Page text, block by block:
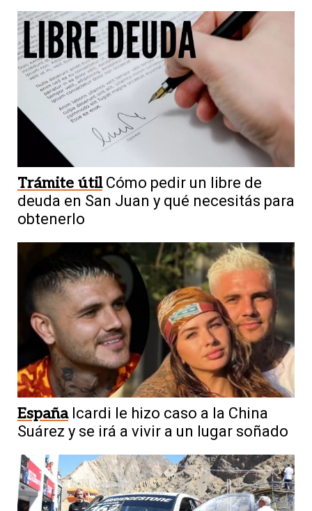
Trámite útil Cómo pedir un libre de
deuda en San Juan y qué necesitás para
obtenerlo
España Icardi le hizo caso a la China
Suárez y se irá a vivir a un lugar soñado